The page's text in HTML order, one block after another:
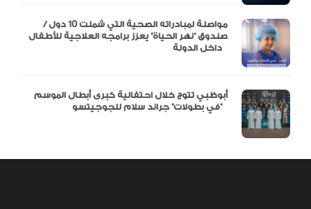
مواصلة لمبادراته الصحية التي شملت 10 دول /
صندوق “نهر الحياة” يعزز برامجه العلاجية للأطفال
أبوظبي تتوج خلال احتفالية كبرى أبطال الموسم
في بطولات” جراند سلام للجوجيتسو”